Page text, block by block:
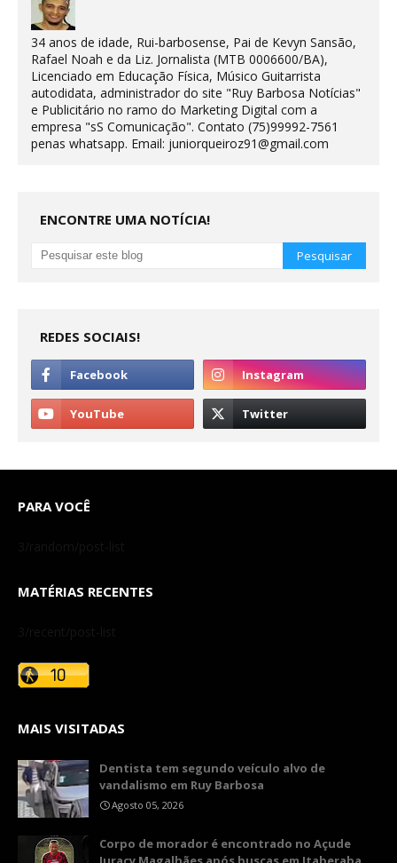
34 anos de idade, Rui-barbosense, Pai de Kevyn Sansão,
Rafael Noah e da Liz. Jornalista (MTB 0006600/BA),
Licenciado em Educação Física, Músico Guitarrista
autodidata, administrador do site "Ruy Barbosa Notícias"
e Publicitário no ramo do Marketing Digital com a
empresa "sS Comunicação". Contato (75)99992-7561
penas whatsapp. Email: juniorqueiroz91@gmail.com
ENCONTRE UMA NOTÍCIA!
REDES SOCIAIS!
PARA VOCÊ
3/random/post-list
MATÉRIAS RECENTES
3/recent/post-list
MAIS VISITADAS
Dentista tem segundo veículo alvo de
vandalismo em Ruy Barbosa
Agosto 05, 2026
Corpo de morador é encontrado no Açude